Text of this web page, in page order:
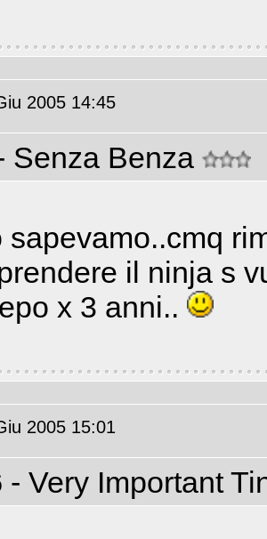
2005 14:45
Senza Benza
sapevamo..cmq
il ninja s
x 3 anni..
2005 15:01
- Very Important